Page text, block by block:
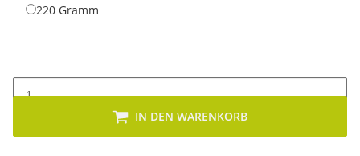
220 Gramm
IN DEN WARENKORB